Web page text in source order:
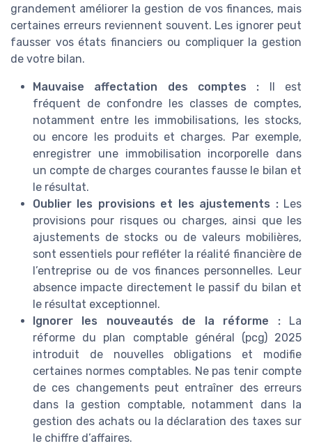
grandement améliorer la gestion de vos finances, mais
certaines erreurs reviennent souvent. Les ignorer peut
fausser vos états financiers ou compliquer la gestion
de votre bilan.
Mauvaise affectation des comptes : Il est
fréquent de confondre les classes de comptes,
notamment entre les immobilisations, les stocks,
ou encore les produits et charges. Par exemple,
enregistrer une immobilisation incorporelle dans
un compte de charges courantes fausse le bilan et
le résultat.
Oublier les provisions et les ajustements :Les
provisions pour risques ou charges, ainsi que les
ajustements de stocks ou de valeurs mobilières,
sont essentiels pour refléter la réalité financière de
l’entreprise ou de vos finances personnelles. Leur
absence impacte directement le passif du bilan et
le résultat exceptionnel.
Ignorer les nouveautés de la réforme :La
réforme du plan comptable général (pcg) 2025
introduit de nouvelles obligations et modifie
certaines normes comptables. Ne pas tenir compte
de ces changements peut entraîner des erreurs
dans la gestion comptable, notamment dans la
gestion des achats ou la déclaration des taxes sur
le chiffre d’affaires.